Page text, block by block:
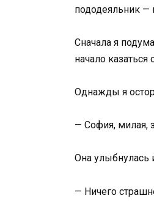
пододеяльник —
Сначала я
начало казаться
Однажды я
— София, милая,
Она улыбнулась
— Ничего